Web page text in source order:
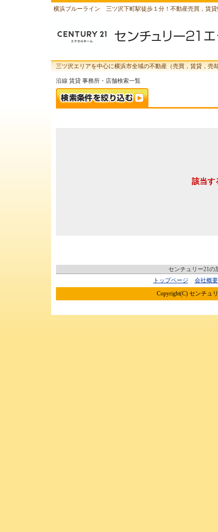
横浜ブルーライン 三ツ沢下町駅徒歩１分！不動産売買，賃
三ツ沢エリアを中心に横浜市全域の不動産（売買，賃貸，
沿線 賃貸 事務所・店舗検索一覧
該当す
センチュリー21の
トップページ
会社概要
Copyright(C) センチュ